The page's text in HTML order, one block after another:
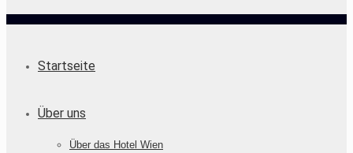
Startseite
Über uns
Über das Hotel Wien